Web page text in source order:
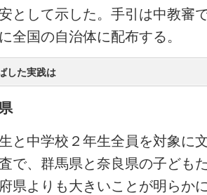
として示した。手引は中教審
全国の自治体に配布する。
した実践は
と中学校２年生全員を対象に
で、群馬県と奈良県の子ども
県よりも大きいことが明らか